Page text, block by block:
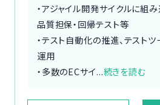
・アジャイル開発サイクルに組
品質担保・回帰テスト等
・テスト自動化の推進、テストツ
運用
・多数のECサイ...続きを読む